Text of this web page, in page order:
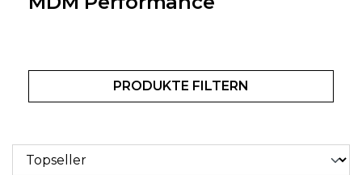
PRODUKTE FILTERN